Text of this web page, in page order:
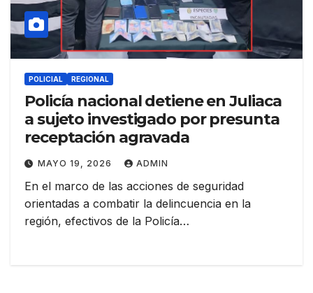
POLICIAL REGIONAL
Policía nacional detiene en Juliaca
a sujeto investigado por presunta
receptación agravada
MAYO 19, 2026 ADMIN
En el marco de las acciones de seguridad
orientadas a combatir la delincuencia en la
región, efectivos de la Policía…